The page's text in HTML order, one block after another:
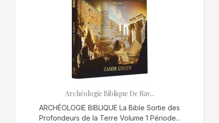
Archéologie Biblique De Rav...
ARCHÉOLOGIE BIBLIQUE La Bible Sortie des
Profondeurs de la Terre Volume 1 Période...